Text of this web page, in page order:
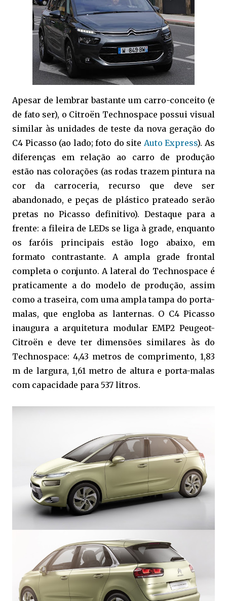
Apesar de lembrar bastante um carro-conceito (e
de fato ser), o Citroën Technospace possui visual
similar às unidades de teste da nova geração do
C4 Picasso (ao lado; foto do site Auto Express). As
diferenças em relação ao carro de produção
estão nas colorações (as rodas trazem pintura na
cor da carroceria, recurso que deve ser
abandonado, e peças de plástico prateado serão
pretas no Picasso definitivo). Destaque para a
frente: a fileira de LEDs se liga à grade, enquanto
os faróis principais estão logo abaixo, em
formato contrastante. A ampla grade frontal
completa o conjunto. A lateral do Technospace é
praticamente a do modelo de produção, assim
como a traseira, com uma ampla tampa do porta-
malas, que engloba as lanternas. O C4 Picasso
inaugura a arquitetura modular EMP2 Peugeot-
Citroën e deve ter dimensões similares às do
Technospace: 4,43 metros de comprimento, 1,83
m de largura, 1,61 metro de altura e porta-malas
com capacidade para 537 litros.